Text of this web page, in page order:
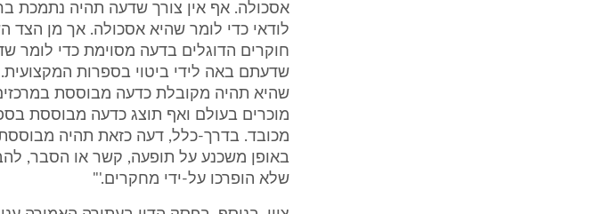
אסכולה. אף אין צורך שדעה תהיה נתמכת
לודאי כדי לומר שהיא אסכולה. אך מן הצד
חוקרים הדוגלים בדעה מסוימת כדי לומר
שדעתם באה לידי ביטוי בספרות
שהיא תהיה מקובלת כדעה מבוססת
מוכרים בעולם ואף תוצג כדעה מבוססת
מכובד. בדרך-כלל, דעה כזאת תהיה
באופן משכנע על תופעה, קשר או הסבר,
שלא הופרכו על-ידי מחקרים.'"